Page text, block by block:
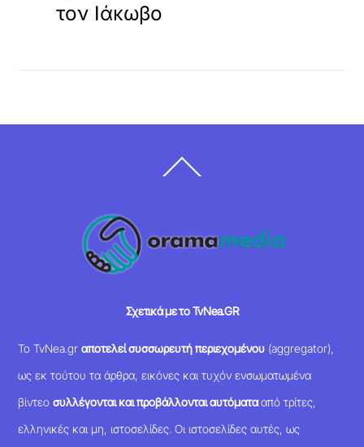
τον Ιάκωβο
To
Σχετικά με το TvNea.GR
Το TvNea.grαποτελεί συσσωρευτή περιεχομένου (aggregator),
ως εκ τούτου τα άρθρα, εικόνες και τυχόν ενσωματωμένα
βίντεοσυλλέγονται και προβάλλονται αυτόματααπό τρίτες,
ελληνικές και μη, ιστοσελίδες. Οι ιστοσελίδες αυτές, ως